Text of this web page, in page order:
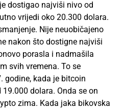
dostigao najviši nivo od
vrijedi oko 20.300 dolara.
Nije neuobičajeno
nakon što dostigne najviši
porasla i nadmašila
svih vremena. To se
godine, kada je bitcoin
dolara. Onda se on
zima. Kada jaka bikovska